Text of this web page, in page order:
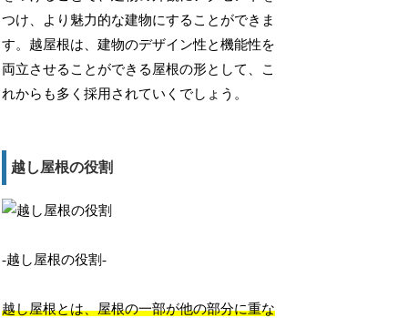
つけ、より魅力的な建物にすることができま
す。越屋根は、建物のデザイン性と機能性を
両立させることができる屋根の形として、こ
れからも多く採用されていくでしょう。
越し屋根の役割
-越し屋根の役割-
越し屋根とは、屋根の一部が他の部分に重な